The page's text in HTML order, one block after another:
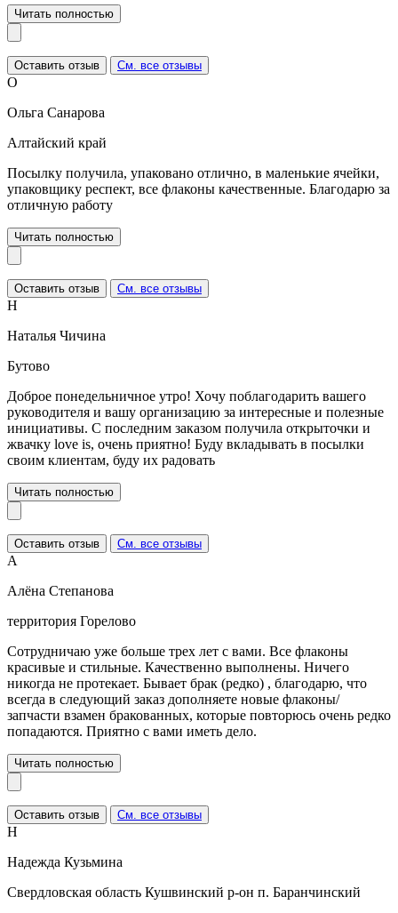
Читать полностью
Оставить отзыв См. все отзывы
О
Ольга Санарова
Алтайский край
Посылку получила, упаковано отлично, в маленькие ячейки,
упаковщику респект, все флаконы качественные. Благодарю за
отличную работу
Читать полностью
Оставить отзыв См. все отзывы
Н
Наталья Чичина
Бутово
Доброе понедельничное утро! Хочу поблагодарить вашего
руководителя и вашу организацию за интересные и полезные
инициативы. С последним заказом получила открыточки и
жвачку love is, очень приятно! Буду вкладывать в посылки
своим клиентам, буду их радовать
Читать полностью
Оставить отзыв См. все отзывы
А
Алёна Степанова
территория Горелово
Сотрудничаю уже больше трех лет с вами. Все флаконы
красивые и стильные. Качественно выполнены. Ничего
никогда не протекает. Бывает брак (редко) , благодарю, что
всегда в следующий заказ дополняете новые флаконы/
запчасти взамен бракованных, которые повторюсь очень редко
попадаются. Приятно с вами иметь дело.
Читать полностью
Оставить отзыв См. все отзывы
Н
Надежда Кузьмина
Свердловская область Кушвинский р-он п. Баранчинский